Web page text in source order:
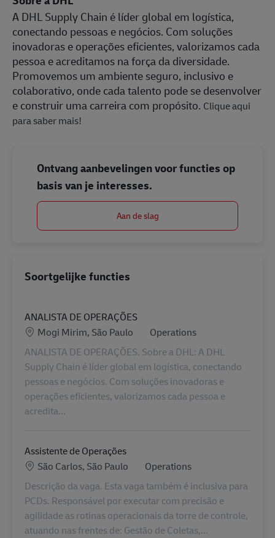
A DHL Supply Chain é líder global em logística,
conectando pessoas e negócios. Com soluções
inovadoras e operações eficientes, valorizamos cada
pessoa e acreditamos na força da diversidade.
Promovemos um ambiente seguro, inclusivo e
colaborativo, onde cada talento pode se desenvolver
e construir uma carreira com propósito. Clique aqui
para saber mais!
Ontvang aanbevelingen voor functies op
basis van je interesses.
Aan de slag
Soortgelijke functies
ANALISTA DE OPERAÇÕES
Locatie
Mogi Mirim, São Paulo Categorie
Operations
ANALISTA DE OPERAÇÕES. Sobre a DHL: A DHL
Supply Chain é líder global em logística, conectando
pessoas e negócios. Com soluções inovadoras e
operações eficientes, valorizamos cada pessoa e
acredita...
Assistente de Operações
LocatieSão Carlos, São Paulo Categorie
Operations
Descrição da vaga. Esta vaga também é inclusiva para
PCDs. Responsável por executar com precisão e
agilidade as rotinas operacionais da torre de controle,
atuando nas frentes de: Gestão de Coletas,...